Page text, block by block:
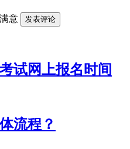
意
试网上报名时间
流程？